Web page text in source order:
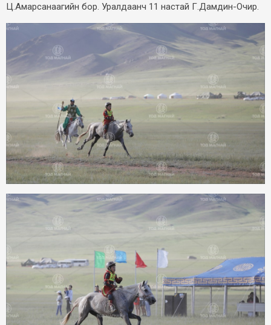
Ц.Амарсанаагийн бор. Уралдаанч 11 настай Г.Дамдин-Очир.